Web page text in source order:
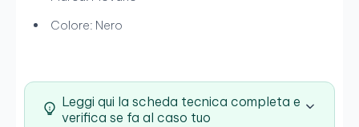
Colore: Nero
Leggi qui la scheda tecnica completa e
verifica se fa al caso tuo